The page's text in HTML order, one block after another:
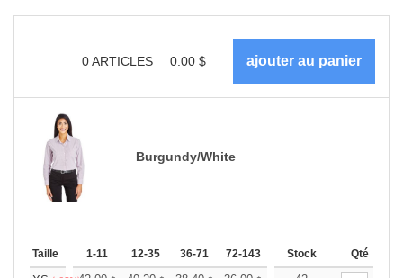
0ARTICLES 0.00 $
Burgundy/White
Taille 1-11 12-35 36-71 72-143 144-287 288 +
Stock Qté